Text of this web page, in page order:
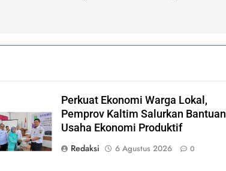
Perkuat Ekonomi Warga Lokal,
Pemprov Kaltim Salurkan Bantuan
Usaha Ekonomi Produktif
Redaksi
6 Agustus 2026 0